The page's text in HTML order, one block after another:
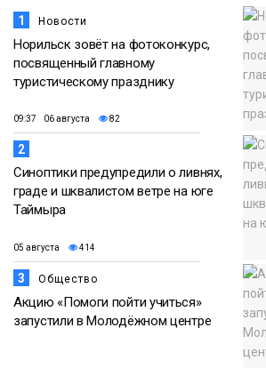
1 Новости
Норильск зовёт на фотоконкурс,
посвященный главному
туристическому празднику
09:37 06 августа 82
2
Синоптики предупредили о ливнях,
граде и шквалистом ветре на юге
Таймыра
05 августа 414
3 Общество
Акцию «Помоги пойти учиться»
запустили в Молодёжном центре